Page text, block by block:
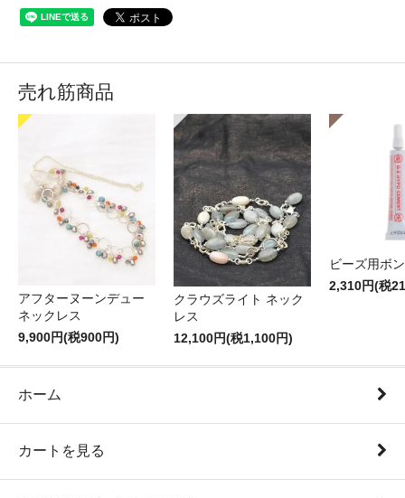
売れ筋商品
アフターヌーンデュー
ネックレス
9,900円(税900円)
クラウズライト ネック
レス
12,100円(税1,100円)
ビーズ用ボ
2,310円(税
ホーム
カートを見る